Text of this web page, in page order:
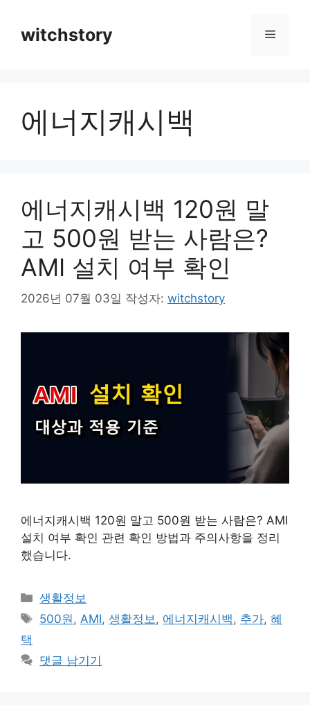
witchstory 메
에너지캐시백
에너지캐시백 120원 말
고 500원 받는 사람은?
AMI 설치 여부 확인
2026년 07월 03일 작성자: witchstory
에너지캐시백 120원 말고 500원 받는 사람은? AMI
설치 여부 확인 관련 확인 방법과 주의사항을 정리
했습니다.
카
테
생활정보
태
500원 , AMI,생활정보 , 에너지캐시백 , 추가,혜
택
댓글 남기기